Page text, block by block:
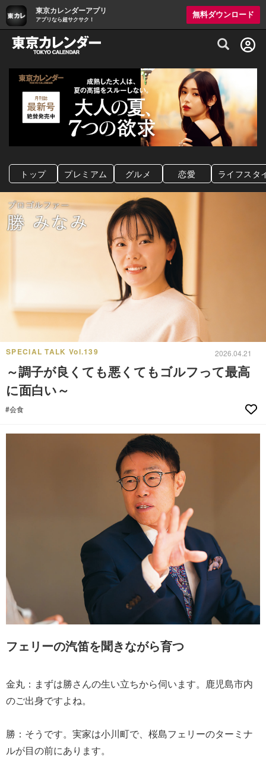
東京カレンダーアプリ
アプリなら超サクサク！
無料ダウンロード
グルメ情報・プレミアムレストラン予約
トップ プレミアム グルメ 恋愛 ライフスタ
SPECIAL TALK Vol.139 2026.04.21
～調子が良くても悪くてもゴルフって最高
に面白い～
#会食
フェリーの汽笛を聞きながら育つ
金丸：まずは勝さんの生い立ちから伺います。鹿児島市内
のご出身ですよね。
勝：そうです。実家は小川町で、桜島フェリーのターミナ
ルが目の前にあります。